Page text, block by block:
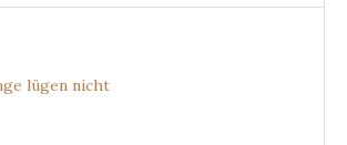
lügen nicht